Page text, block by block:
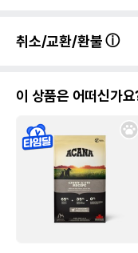
취소/교환/환불
이 상품은 어떠신가요